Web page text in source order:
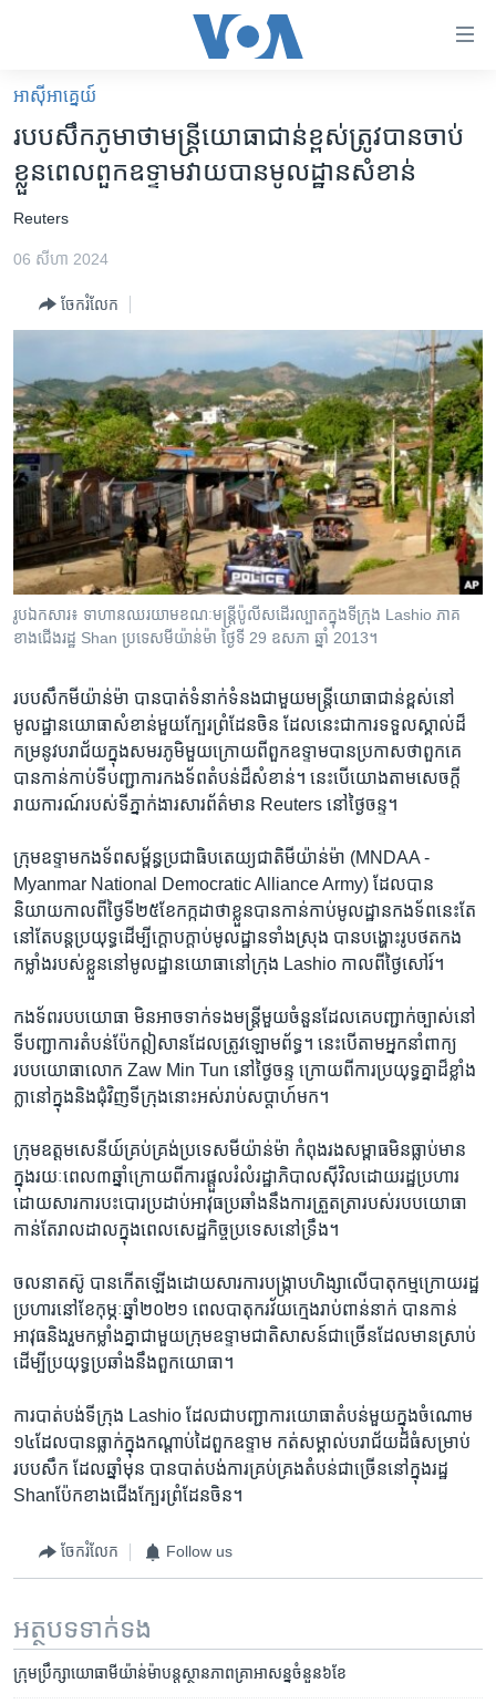
គេហទំព័រ​
ទាក់ទង
និង​
ទំព័រ​
និង​
ចូល​
ទៅ​
ទំព័រ​
រចនា
រំលង​
និង​
ទៅ​
អាមេរិក
កម្ពុជាច្នៃប្រតិដ្ឋ
ទូរទស្សន៍ / វីដេអូ​
វិទ្យុ / ផតខាសថ៍
កម្មវិធីទាំងអស់
Khmer English
បណ្តាញ​សង្គម
ភាសា
អាស៊ី​អាគ្នេយ៍
របបសឹក​ភូមា​ថា​មន្ត្រី​យោធា​ជាន់ខ្ពស់​ត្រូវ​បាន​ចាប់
ខ្លួន​ពេល​ពួកឧទ្ទាម​វាយ​បាន​​មូលដ្ឋាន​សំខាន់
​Reuters
06 សីហា 2024
ចែករំលែក
រូបឯកសារ៖ ទាហានឈរយាមខណៈមន្ត្រីប៉ូលីសដើរល្បាតក្នុងទីក្រុង Lashio ភាគ
ខាងជើងរដ្ឋ Shan ប្រទេសមីយ៉ាន់ម៉ា ថ្ងៃទី 29 ឧសភា ឆ្នាំ 2013។
របប​សឹក​មីយ៉ាន់ម៉ា បាន​បាត់​ទំនាក់ទំនង​ជាមួយ​មន្ត្រី​យោធា​ជាន់ខ្ពស់​នៅ​
មូលដ្ឋាន​យោធា​សំខាន់​មួយ​ក្បែរ​ព្រំដែន​ចិន ​ដែល​នេះ​ជាការ​ទទួលស្គាល់ដ៏​
កម្រ​នូវ​បរាជ័យ​ក្នុង​សមរភូមិ​មួយ​ក្រោយ​ពី​ពួកឧទ្ទាម​បាន​ប្រកាស​ថា​ពួកគេ​
បាន​កាន់កាប់​ទីបញ្ជាការ​កងទ័ព​តំបន់​ដ៏​សំខាន់។ នេះ​បើ​យោង​តាម​សេចក្តី​
រាយការណ៍​របស់​ទី​ភ្នាក់ងារ​សារព័ត៌មាន​ Reuters នៅ​ថ្ងៃ​ចន្ទ។
ក្រុមឧទ្ទាម​កងទ័ព​សម្ព័ន្ធ​ប្រជាធិបតេយ្យ​ជាតិ​មីយ៉ាន់ម៉ា​ (MNDAA -
Myanmar National Democratic Alliance Army) ដែល​បាន​
និយាយ​កាល​ពី​ថ្ងៃទី២៥​ខែ​កក្កដា​ថា​ខ្លួន​បាន​កាន់កាប់​មូលដ្ឋាន​កងទ័ព​នេះ​តែ​
នៅ​តែ​បន្ត​ប្រយុទ្ធ​ដើម្បី​ក្តោបក្តាប់​មូលដ្ឋាន​ទាំងស្រុង បាន​បង្ហោះ​រូបថត​កង
កម្លាំង​របស់​ខ្លួន​នៅ​មូលដ្ឋាន​យោធា​នៅ​ក្រុង​ Lashio កាល​ពី​ថ្ងៃ​សៅរ៍។
កងទ័ព​របប​យោធា មិន​អាច​ទាក់ទង​មន្ត្រី​មួយ​ចំនួន​ដែល​គេ​បញ្ជាក់​ច្បាស់​នៅ​
ទីបញ្ជាការ​តំបន់​ប៉ែក​ឦសាន​ដែល​ត្រូវ​ឡោមព័ទ្ធ។ នេះបើ​តាម​អ្នក​នាំពាក្យ​
របប​យោធា​លោក Zaw Min Tun នៅ​ថ្ងៃ​ចន្ទ ក្រោយ​ពី​ការ​ប្រយុទ្ធ​គ្នា​ដ៏ខ្លាំង
ក្លា​នៅក្នុង​និង​ជុំវិញ​ទីក្រុងនោះ​អស់រាប់​សប្តាហ៍​មក។
ក្រុម​ឧត្តមសេនីយ៍​គ្រប់គ្រង់​ប្រទេស​មីយ៉ាន់ម៉ា កំពុង​រង​សម្ពាធ​មិន​ធ្លាប់​មាន ​
ក្នុង​រយៈពេល​៣​ឆ្នាំ​ក្រោយ​ពី​ការ​ផ្តួលរំលំ​រដ្ឋាភិបាល​ស៊ីវិល​ដោយ​រដ្ឋប្រហារ​
ដោយសារ​ការ​បះបោរ​ប្រដាប់​អាវុធ​ប្រឆាំង​នឹង​ការ​ត្រួតត្រា​របស់​របប​យោធា
កាន់តែ​រាលដាល​ក្នុង​ពេល​សេដ្ឋកិច្ច​ប្រទេស​នៅ​ទ្រឹង។
ចលនា​តស៊ូ​ បានកើតឡើង​ដោយសារ​ការ​បង្រ្កាប​ហិង្សា​លើ​បាតុកម្ម​ក្រោយ​រដ្ឋ
ប្រហារ​នៅ​ខែកុម្ភៈ​ឆ្នាំ​២០២១ ពេល​បាតុករ​វ័យក្មេង​រាប់ពាន់​នាក់ បានកាន់​
អាវុធ​និង​រួមកម្លាំង​គ្នា​ជាមួយ​ក្រុមឧទ្ទាម​ជាតិ​សាសន៍​ជាច្រើន​ដែល​មាន​ស្រាប់
ដើម្បី​ប្រយុទ្ធ​ប្រឆាំងនឹង​ពួកយោធា។
ការបាត់បង់​ទីក្រុង​ Lashio ដែល​ជា​បញ្ជាការ​យោធា​តំបន់​មួយ​ក្នុង​ចំណោម​
១៤​ដែល​បាន​ធ្លាក់ក្នុង​កណ្តាប់ដៃ​ពួកឧទ្ទាម កត់សម្គាល់​បរាជ័យ​ដ៏​ធំ​សម្រាប់​
របបសឹក ដែល​ឆ្នាំ​មុន បាន​បាត់បង់​ការ​គ្រប់គ្រង​តំបន់​ជាច្រើន​នៅ​ក្នុងរដ្ឋ
Shan​ប៉ែក​ខាង​ជើង​ក្បែរ​ព្រំដែន​ចិន។
ចែករំលែក Follow us
អត្ថបទ​ទាក់ទង
ក្រុម​ប្រឹក្សា​យោធាមីយ៉ាន់ម៉ា​បន្ត​ស្ថានភាព​គ្រាអាសន្ន​ចំនួន៦ខែ